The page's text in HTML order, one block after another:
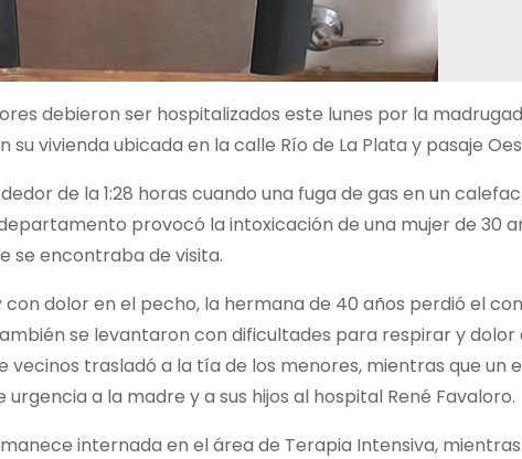
debieron ser hospitalizados este lunes por la
su vivienda ubicada en la calle Río de La Plata y pasaje
de la 1:28 horas cuando una fuga de gas en un
provocó la intoxicación de una mujer de 30
se encontraba de visita.
dolor en el pecho, la hermana de 40 años perdió el
se levantaron con dificultades para respirar y
vecinos trasladó a la tía de los menores, mientras que un
urgencia a la madre y a sus hijos al hospital René Favaloro.
internada en el área de Terapia Intensiva,